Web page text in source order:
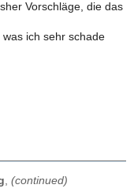
Vorschläge, die das
ich sehr schade
(continued)